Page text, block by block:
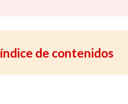
índice de contenidos